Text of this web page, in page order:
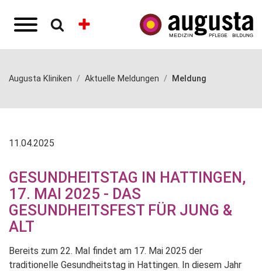
Augusta Kliniken Aktuelle Meldungen Meldung
11.04.2025
GESUNDHEITSTAG IN HATTINGEN,
17. MAI 2025 - DAS
GESUNDHEITSFEST FÜR JUNG &
ALT
Bereits zum 22. Mal findet am 17. Mai 2025 der
traditionelle Gesundheitstag in Hattingen. In diesem Jahr